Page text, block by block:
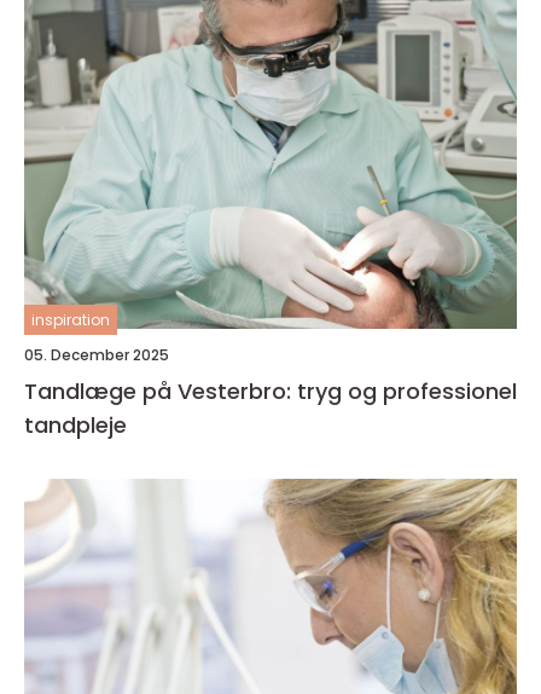
inspiration
05. December 2025
Tandlæge på Vesterbro: tryg og professionel
tandpleje